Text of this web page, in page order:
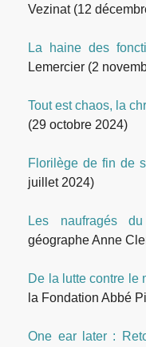
Vezinat (12
La haine des
Lemercier (2
Tout est chaos, la
(29 octobre 2024)
Florilège de fin de
juillet 2024)
Les naufragés
géographe Anne
De la lutte contre le
la Fondation Abbé
One ear later :